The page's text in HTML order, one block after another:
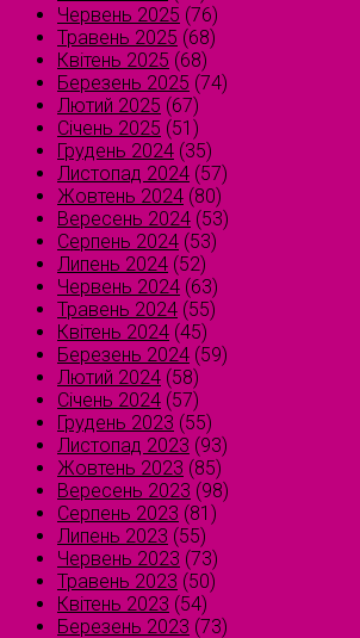
Червень 2025 (76)
Травень 2025 (68)
Квітень 2025 (68)
Березень 2025 (74)
Лютий 2025 (67)
Січень 2025 (51)
Грудень 2024 (35)
Листопад 2024 (57)
Жовтень 2024 (80)
Вересень 2024 (53)
Серпень 2024 (53)
Липень 2024 (52)
Червень 2024 (63)
Травень 2024 (55)
Квітень 2024 (45)
Березень 2024 (59)
Лютий 2024 (58)
Січень 2024 (57)
Грудень 2023 (55)
Листопад 2023 (93)
Жовтень 2023 (85)
Вересень 2023 (98)
Серпень 2023 (81)
Липень 2023 (55)
Червень 2023 (73)
Травень 2023 (50)
Квітень 2023 (54)
Березень 2023 (73)